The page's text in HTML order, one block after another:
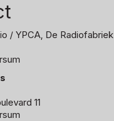
/ YPCA, De Radiofabriek
11